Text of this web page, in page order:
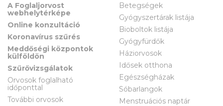
A Foglaljorvost
webhelytérképe
Online konzultáció
Koronavírus szűrés
Meddőségi központok
külföldön
Szűrővizsgálatok
Orvosok foglalható
időponttal
További orvosok
Betegségek
Gyógyszertárak listája
Bioboltok listája
Gyógyfürdők
Háziorvosok
Idősek otthona
Egészségházak
Sóbarlangok
Menstruációs naptár